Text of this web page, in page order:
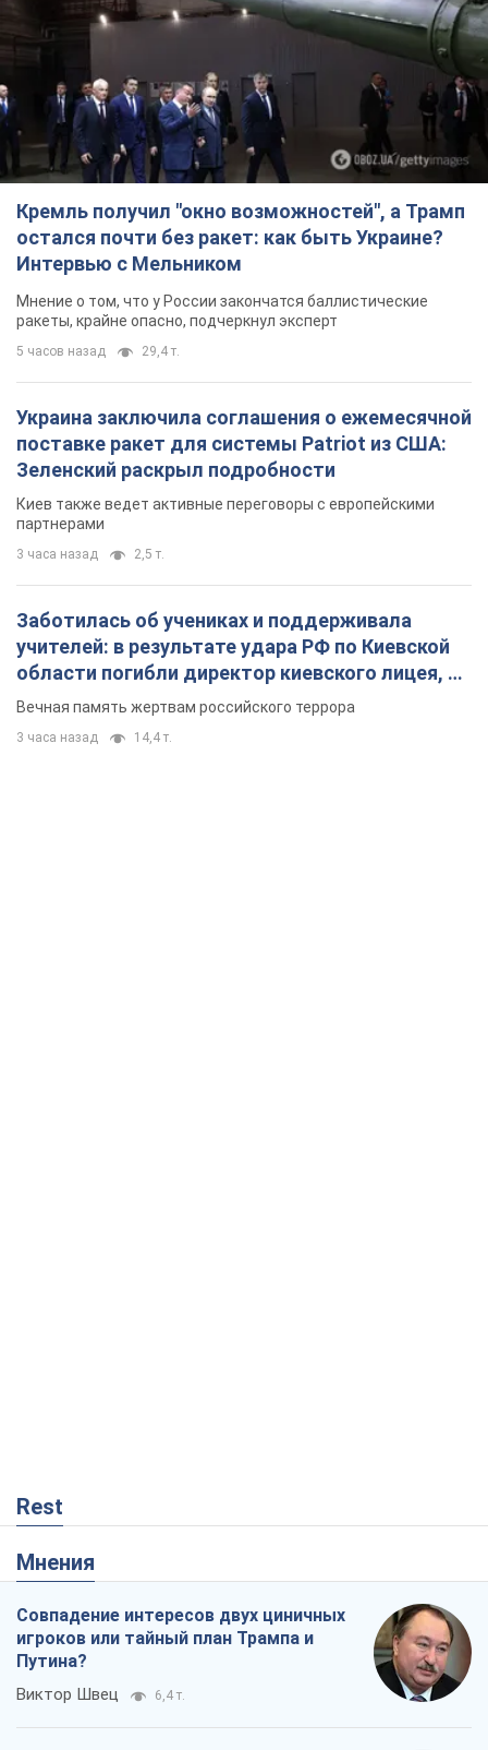
Кремль получил "окно возможностей", а Трамп
остался почти без ракет: как быть Украине?
Интервью с Мельником
Мнение о том, что у России закончатся баллистические
ракеты, крайне опасно, подчеркнул эксперт
5 часов назад 29,4 т.
Украина заключила соглашения о ежемесячной
поставке ракет для системы Patriot из США:
Зеленский раскрыл подробности
Киев также ведет активные переговоры с европейскими
партнерами
3 часа назад 2,5 т.
Заботилась об учениках и поддерживала
учителей: в результате удара РФ по Киевской
области погибли директор киевского лицея, её
муж и внук
Вечная память жертвам российского террора
3 часа назад 14,4 т.
Rest
Мнения
Совпадение интересов двух циничных
игроков или тайный план Трампа и
Путина?
Виктор Швец 6,4 т.